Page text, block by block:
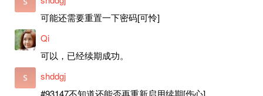
可能还需要重置一下密码[可怜]
Qi
可以，已经续期成功。
shddgj
#93147不知道还能否再重新启用续期[伤心]